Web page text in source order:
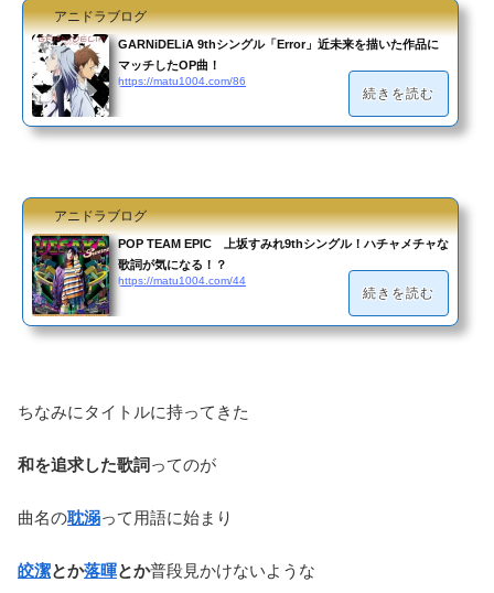
アニドラブログ
GARNiDELiA 9thシングル「Error」近未来を描いた作品に
マッチしたOP曲！
https://matu1004.com/86
続きを読む
アニドラブログ
POP TEAM EPIC 上坂すみれ9thシングル！ハチャメチャな
歌詞が気になる！？
https://matu1004.com/44
続きを読む
ちなみにタイトルに持ってきた
和を追求した歌詞 ってのが
曲名の耽溺って用語に始まり
皎潔とか落暉とか普段見かけないような